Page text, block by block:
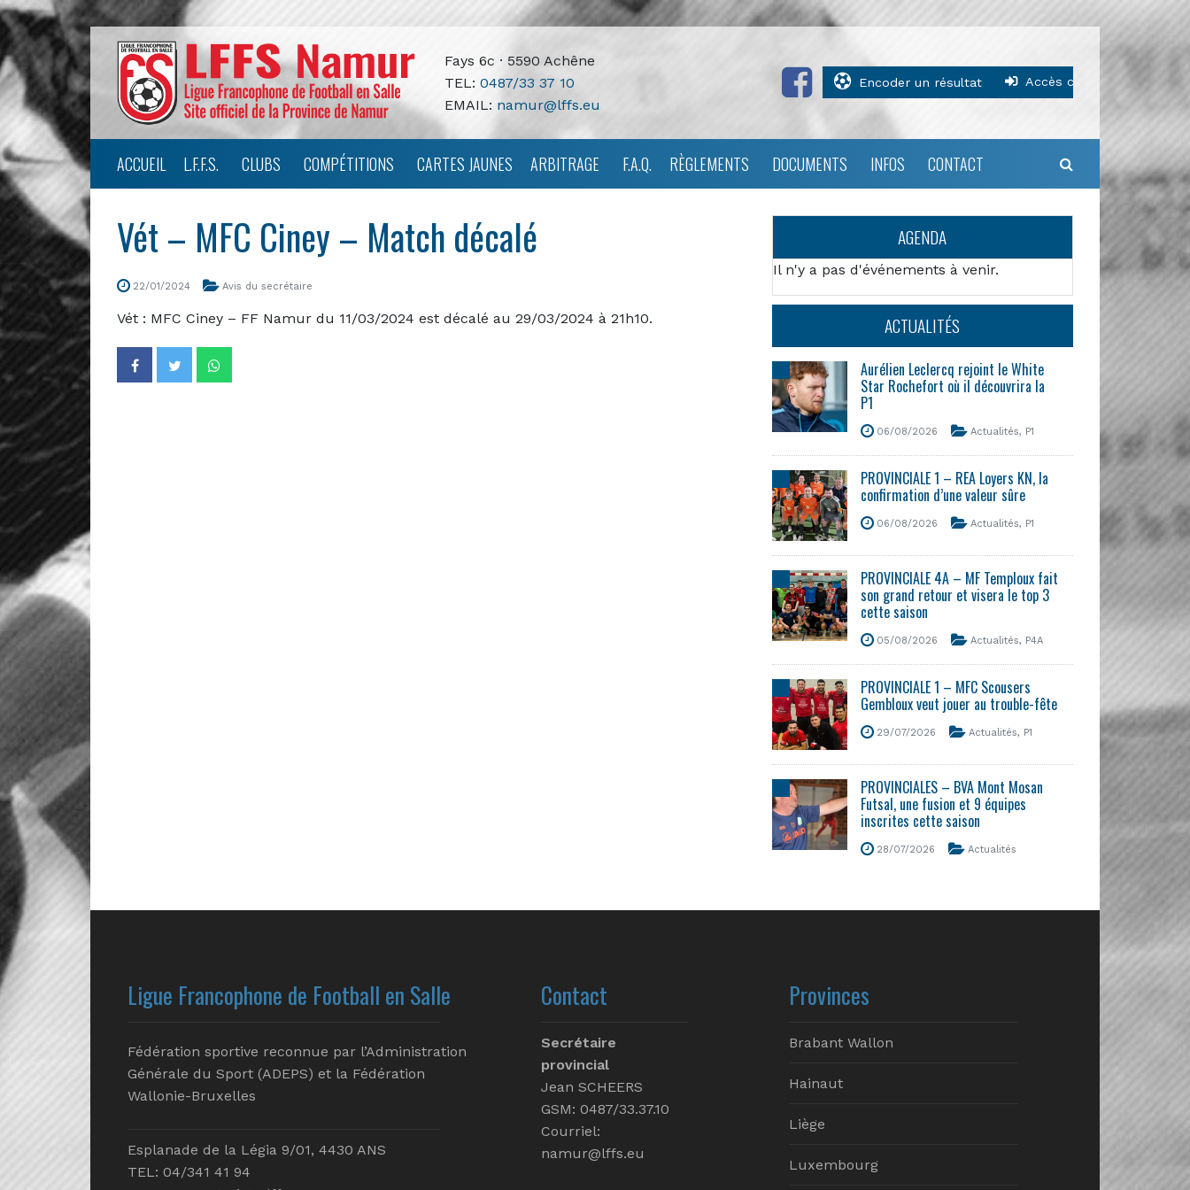
Fays 6c · 5590 Achêne
TEL: 0487/33 37 10
EMAIL: namur@lffs.eu
Encoder un résultat Accès clubs
ACCUEIL L.F.F.S. CLUBS COMPÉTITIONS CARTES JAUNES ARBITRAGE F.A.Q. RÈGLEMENTS DOCUMENTS INFOS CONTACT
Vét – MFC Ciney – Match décalé
22/01/2024 Avis du secrétaire
Vét : MFC Ciney – FF Namur du 11/03/2024 est décalé au 29/03/2024 à 21h10.
AGENDA
Il n'y a pas d'événements à venir.
ACTUALITÉS
Aurélien Leclercq rejoint le White
Star Rochefort où il découvrira la
P1
06/08/2026 Actualités, P1
PROVINCIALE 1 – REA Loyers KN, la
confirmation d’une valeur sûre
06/08/2026 Actualités, P1
PROVINCIALE 4A – MF Temploux fait
son grand retour et visera le top 3
cette saison
05/08/2026 Actualités, P4A
PROVINCIALE 1 – MFC Scousers
Gembloux veut jouer au trouble-fête
29/07/2026 Actualités, P1
PROVINCIALES – BVA Mont Mosan
Futsal, une fusion et 9 équipes
inscrites cette saison
28/07/2026 Actualités
Ligue Francophone de Football en Salle
Fédération sportive reconnue par l’Administration
Générale du Sport (ADEPS) et la Fédération
Wallonie-Bruxelles
Esplanade de la Légia 9/01, 4430 ANS
TEL: 04/341 41 94
Contact
Secrétaire
provincial
Jean SCHEERS
GSM: 0487/33.37.10
Courriel:
namur@lffs.eu
Provinces
Brabant Wallon
Hainaut
Liège
Luxembourg